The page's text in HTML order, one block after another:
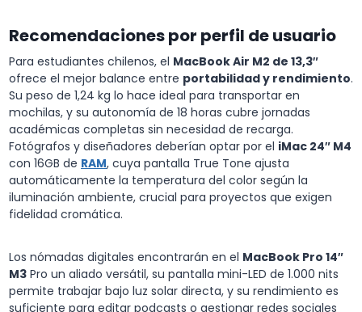
Recomendaciones por perfil de usuario
Para estudiantes chilenos, el MacBook Air M2 de 13,3″
ofrece el mejor balance entre portabilidad y rendimiento.
Su peso de 1,24 kg lo hace ideal para transportar en
mochilas, y su autonomía de 18 horas cubre jornadas
académicas completas sin necesidad de recarga.
Fotógrafos y diseñadores deberían optar por el iMac 24″ M4
con 16GB de RAM, cuya pantalla True Tone ajusta
automáticamente la temperatura del color según la
iluminación ambiente, crucial para proyectos que exigen
fidelidad cromática.
Los nómadas digitales encontrarán en el MacBook Pro 14″
M3 Pro un aliado versátil, su pantalla mini-LED de 1.000 nits
permite trabajar bajo luz solar directa, y su rendimiento es
suficiente para editar podcasts o gestionar redes sociales